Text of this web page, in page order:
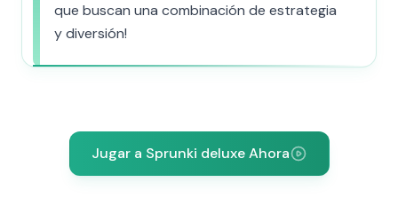
que buscan una combinación de estrategia
y diversión!
Jugar a Sprunki deluxe Ahora